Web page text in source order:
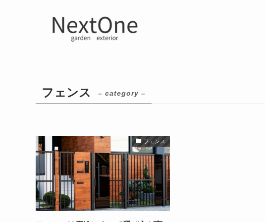
フェンス – category –
フェンス